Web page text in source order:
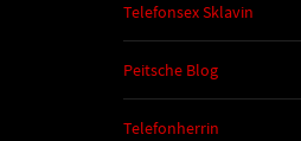
Telefonsex Sklavin
Peitsche Blog
Telefonherrin